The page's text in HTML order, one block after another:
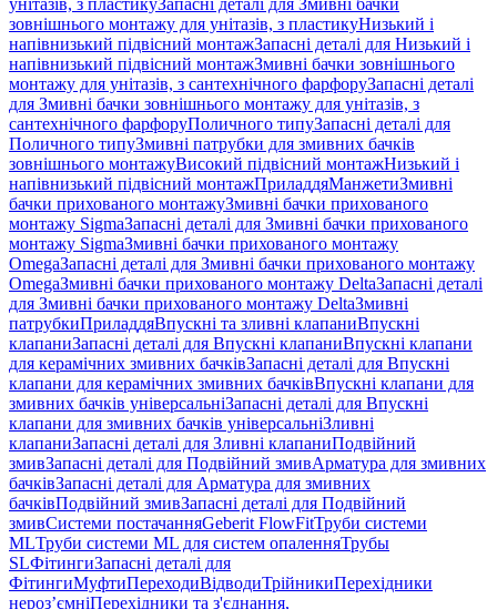
унітазів, з пластикуЗапасні деталі для Змивні бачки
зовнішнього монтажу для унітазів, з пластикуНизький і
напівнизький підвісний монтажЗапасні деталі для Низький і
напівнизький підвісний монтажЗмивні бачки зовнішнього
монтажу для унітазів, з сантехнічного фарфоруЗапасні деталі
для Змивні бачки зовнішнього монтажу для унітазів, з
сантехнічного фарфоруПоличного типуЗапасні деталі для
Поличного типуЗмивні патрубки для змивних бачків
зовнішнього монтажуВисокий підвісний монтажНизький і
напівнизький підвісний монтажПриладдяМанжетиЗмивні
бачки прихованого монтажуЗмивні бачки прихованого
монтажу SigmaЗапасні деталі для Змивні бачки прихованого
монтажу SigmaЗмивні бачки прихованого монтажу
OmegaЗапасні деталі для Змивні бачки прихованого монтажу
OmegaЗмивні бачки прихованого монтажу DeltaЗапасні деталі
для Змивні бачки прихованого монтажу DeltaЗмивні
патрубкиПриладдяВпускні та зливні клапаниВпускні
клапаниЗапасні деталі для Впускні клапаниВпускні клапани
для керамічних змивних бачківЗапасні деталі для Впускні
клапани для керамічних змивних бачківВпускні клапани для
змивних бачків універсальніЗапасні деталі для Впускні
клапани для змивних бачків універсальніЗливні
клапаниЗапасні деталі для Зливні клапаниПодвійний
змивЗапасні деталі для Подвійний змивАрматура для змивних
бачкiвЗапасні деталі для Арматура для змивних
бачкiвПодвійний змивЗапасні деталі для Подвійний
змивСистеми постачанняGeberit FlowFitТруби системи
MLТруби системи ML для систем опаленняТрубы
SLФітингиЗапасні деталі для
ФітингиМуфтиПереходиВідводиТрійникиПерехідники
нероз’ємніПерехідники та з'єднання,